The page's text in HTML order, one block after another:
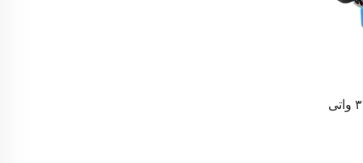
پاشەکەی سێرڤەری ٣٢٠٠ واتی CRPS